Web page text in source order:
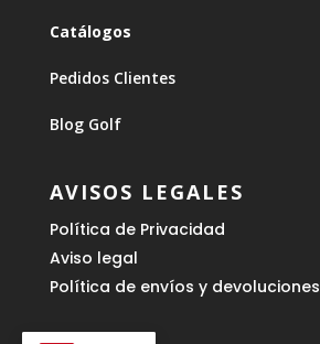
Catálogos
Pedidos Clientes
Blog Golf
AVISOS LEGALES
Política de Privacidad
Aviso legal
Política de envíos y devoluciones